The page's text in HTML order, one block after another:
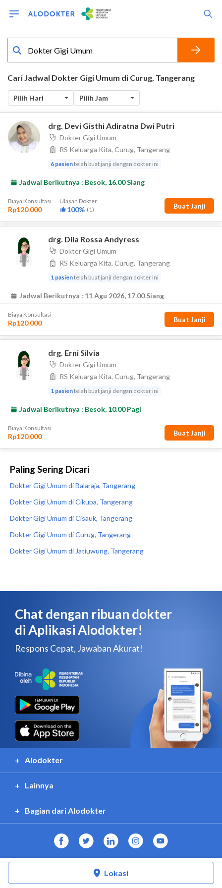
Paling Sering Dicari
Dokter Gigi Umum di Balaraja, Tangerang
Dokter Gigi Umum di Cikupa, Tangerang
Dokter Gigi Umum di Cisauk, Tangerang
Dokter Gigi Umum di Curug, Tangerang
Dokter Gigi Umum di Jatiuwung, Tangerang